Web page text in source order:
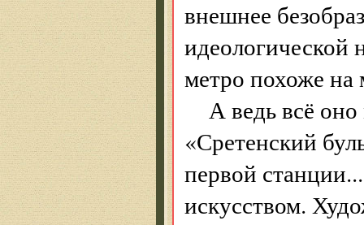
внешнее
идеологической
метро похоже на
А ведь всё
«Сретенский
первой
искусством.